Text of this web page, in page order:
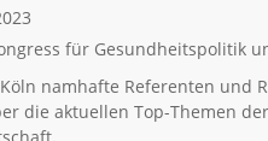
für Gesundheitspolitik
namhafte Referenten und
die aktuellen Top-Themen